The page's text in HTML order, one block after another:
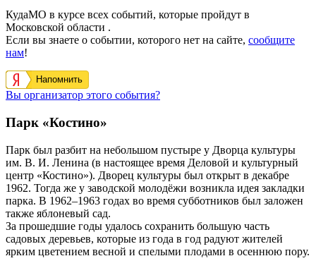
КудаМО в курсе всех событий, которые пройдут в
Московской области .
Если вы знаете о событии, которого нет на сайте, сообщите
нам!
Напомнить
Вы организатор этого события?
Парк «Костино»
Парк был разбит на небольшом пустыре у Дворца культуры
им. В. И. Ленина (в настоящее время Деловой и культурный
центр «Костино»). Дворец культуры был открыт в декабре
1962. Тогда же у заводской молодёжи возникла идея закладки
парка. В 1962–1963 годах во время субботников был заложен
также яблоневый сад.
За прошедшие годы удалось сохранить большую часть
садовых деревьев, которые из года в год радуют жителей
ярким цветением весной и спелыми плодами в осеннюю пору.